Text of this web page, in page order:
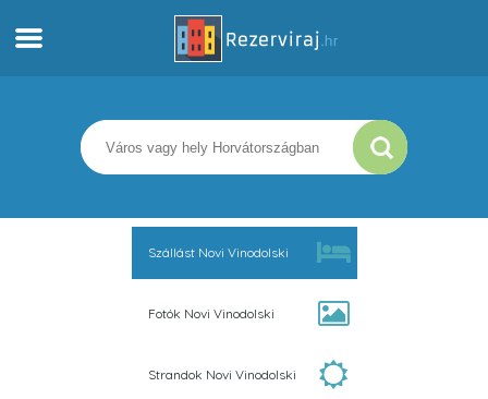
Apartmanok
Turista információ
Szállást Novi Vinodolski
Fotók Novi Vinodolski
Strandok Novi Vinodolski